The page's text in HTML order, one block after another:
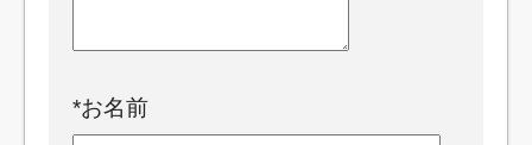
*お名前